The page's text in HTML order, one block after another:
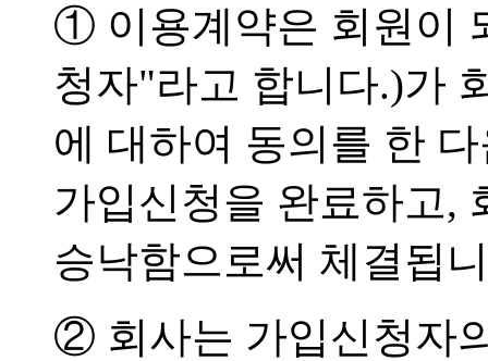
① 이용계약은 회원이
청자"라고 합니다.)가
에 대하여 동의를 한
가입신청을 완료하고,
승낙함으로써 체결됩
② 회사는 가입신청자